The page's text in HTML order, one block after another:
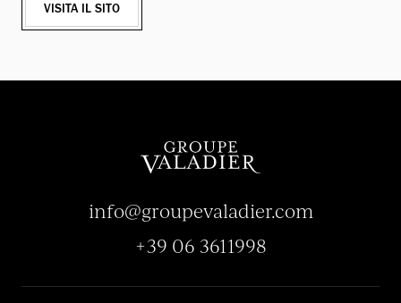
VISITA IL SITO
info@groupevaladier.com
+39 06 3611998